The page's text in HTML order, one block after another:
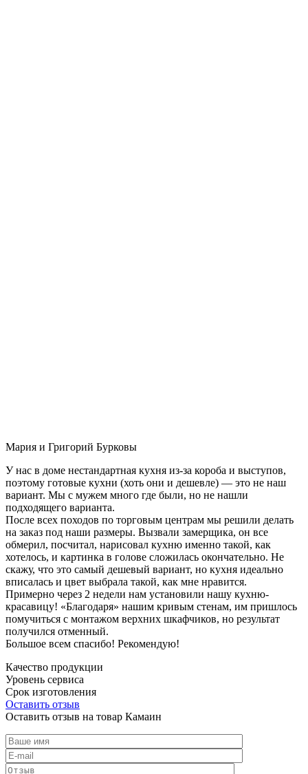
Мария и Григорий Бурковы
У нас в доме нестандартная кухня из-за короба и выступов,
поэтому готовые кухни (хоть они и дешевле) — это не наш
вариант. Мы с мужем много где были, но не нашли
подходящего варианта.
После всех походов по торговым центрам мы решили делать
на заказ под наши размеры. Вызвали замерщика, он все
обмерил, посчитал, нарисовал кухню именно такой, как
хотелось, и картинка в голове сложилась окончательно. Не
скажу, что это самый дешевый вариант, но кухня идеально
вписалась и цвет выбрала такой, как мне нравится.
Примерно через 2 недели нам установили нашу кухню-
красавицу! «Благодаря» нашим кривым стенам, им пришлось
помучиться с монтажом верхних шкафчиков, но результат
получился отменный.
Большое всем спасибо! Рекомендую!
Качество продукции
Уровень сервиса
Срок изготовления
Оставить отзыв
Оставить отзыв на товар Камаин